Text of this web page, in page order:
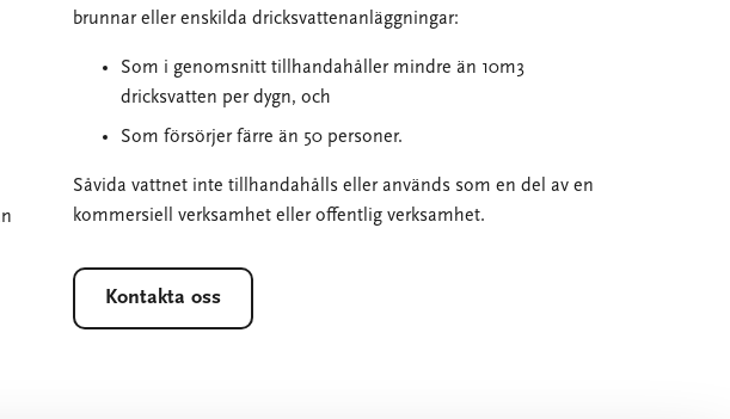
brunnar eller enskilda dricksvattenanläggningar:
Som i genomsnitt tillhandahåller mindre än 10m3
dricksvatten per dygn, och
Som försörjer färre än 50 personer.
Såvida vattnet inte tillhandahålls eller används som en del av en
kommersiell verksamhet eller offentlig verksamhet.
Kontakta oss